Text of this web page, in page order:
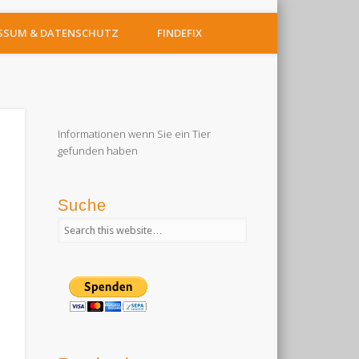
& DATENSCHUTZ FINDEFIX
Informationen wenn Sie ein Tier
gefunden haben
Suche